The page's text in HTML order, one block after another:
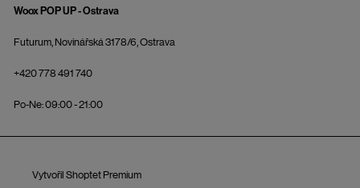
Woox POP UP - Ostrava
Futurum, Novinářská 3178/6, Ostrava
+420 778 491 740
Po-Ne: 09:00 - 21:00
Vytvořil Shoptet Premium